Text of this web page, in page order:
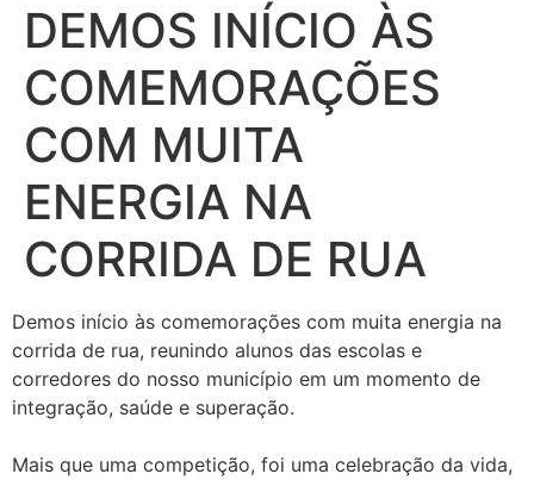
DEMOS INÍCIO ÀS
COMEMORAÇÕES
COM MUITA
ENERGIA NA
CORRIDA DE RUA
Demos início às comemorações com muita energia na
corrida de rua, reunindo alunos das escolas e
corredores do nosso município em um momento de
integração, saúde e superação.
Mais que uma competição, foi uma celebração da vida,